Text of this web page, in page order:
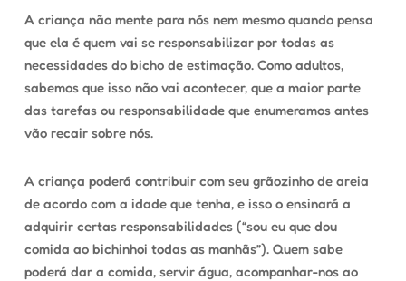
A criança não mente para nós nem mesmo quando pensa
que ela é quem vai se responsabilizar por todas as
necessidades do bicho de estimação. Como adultos,
sabemos que isso não vai acontecer, que a maior parte
das tarefas ou responsabilidade que enumeramos antes
vão recair sobre nós.
A criança poderá contribuir com seu grãozinho de areia
de acordo com a idade que tenha, e isso o ensinará a
adquirir certas responsabilidades (“sou eu que dou
comida ao bichinhoi todas as manhãs”). Quem sabe
poderá dar a comida, servir água, acompanhar-nos ao